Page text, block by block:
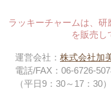
ラッキーチャームは、
を販売し
運営会社： 株式会社加
電話/FAX：06-6726-
（平日9：30～17：30